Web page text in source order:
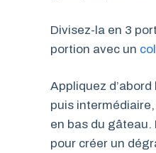
Divisez-la en 3
portion avec un
Appliquez
puis
en bas du gâteau.
pour créer un